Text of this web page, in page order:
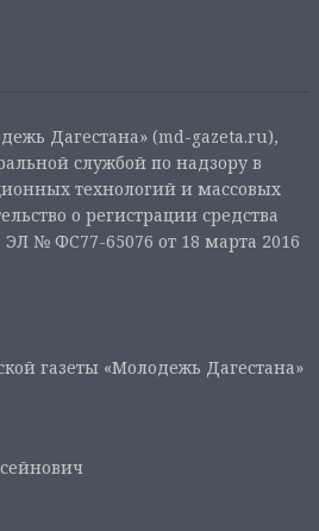
Дагестана» (md-gazeta.ru),
службой по надзору в
технологий и массовых
о регистрации средства
№ ФС77-65076 от 18 марта 2016
газеты «Молодежь Дагестана»